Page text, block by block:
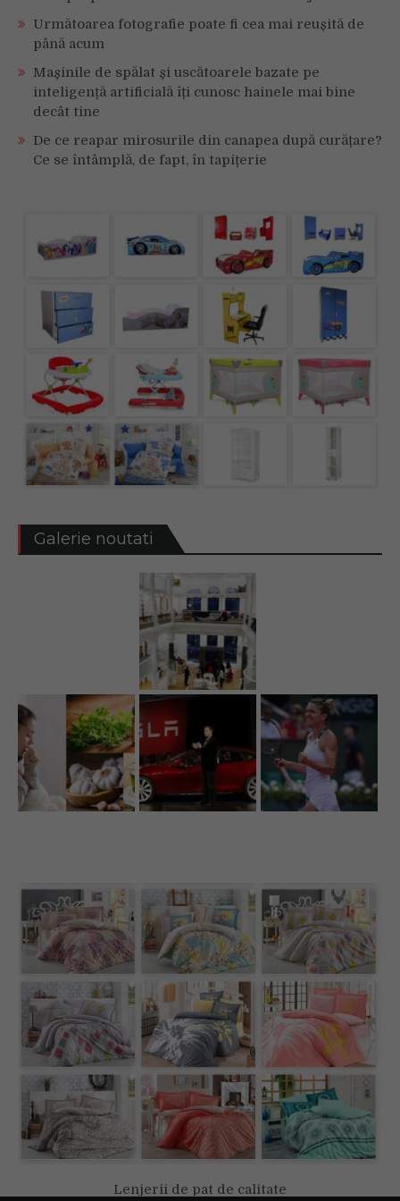
Următoarea fotografie poate fi cea mai reușită de
până acum
Mașinile de spălat și uscătoarele bazate pe
inteligență artificială îți cunosc hainele mai bine
decât tine
De ce reapar mirosurile din canapea după curățare?
Ce se întâmplă, de fapt, în tapițerie
Galerie noutati
Lenjerii de pat de calitate